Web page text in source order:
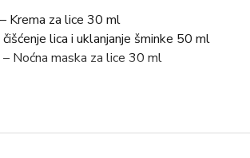
Krema za lice 30 ml
lica i uklanjanje šminke 50 ml
Noćna maska za lice 30 ml